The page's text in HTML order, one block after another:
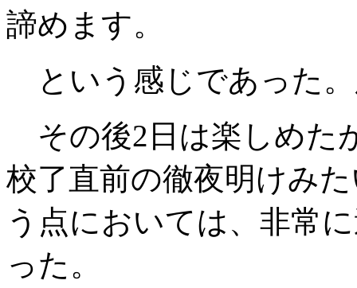
諦めます。
という感じであった
その後2日は楽しめた
校了直前の徹夜明けみ
う点においては、非常
った。